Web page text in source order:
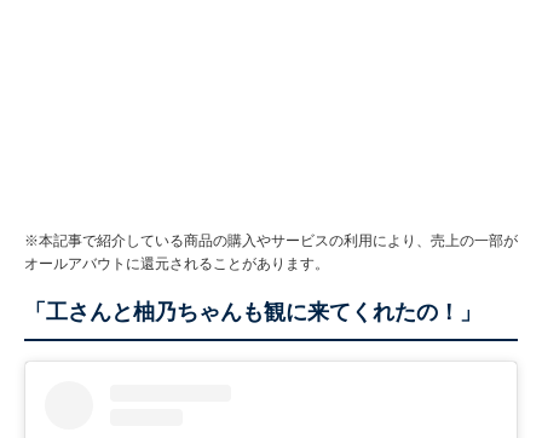
※本記事で紹介している商品の購入やサービスの利用により、売上の一部が
オールアバウトに還元されることがあります。
「工さんと柚乃ちゃんも観に来てくれたの！」